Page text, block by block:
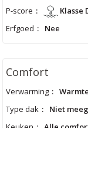
P-score :
Klasse
Erfgoed : Nee
Comfort
Verwarming :
Type dak :
Niet
Keuken : Alle